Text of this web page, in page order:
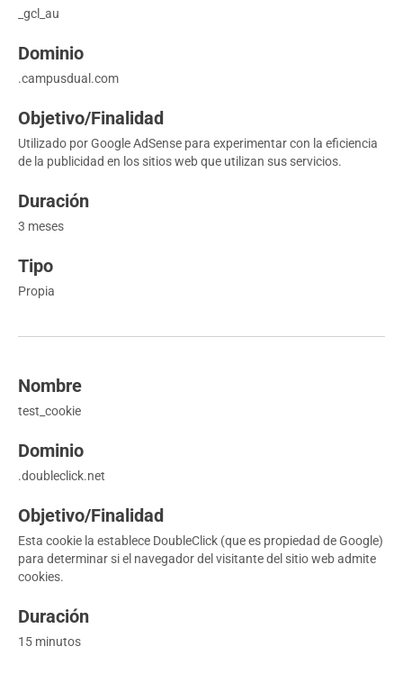
_gcl_au
.campusdual.com
Utilizado por Google AdSense para experimentar con la eficiencia
de la publicidad en los sitios web que utilizan sus servicios.
3 meses
Propia
test_cookie
.doubleclick.net
Esta cookie la establece DoubleClick (que es propiedad de Google)
para determinar si el navegador del visitante del sitio web admite
cookies.
15 minutos